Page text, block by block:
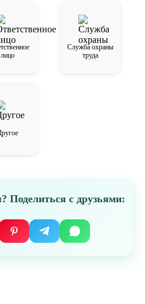
лицо
Служба охраны
труда
Поделиться с друзьями: